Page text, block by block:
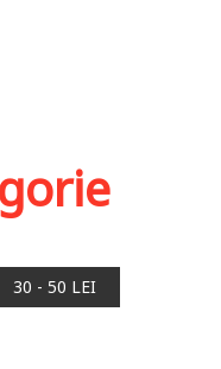
30 - 50 LEI